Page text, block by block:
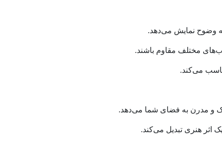
مختلف مقاوم باشند.
می‌کند.
اثر هنری تبدیل می‌کند.